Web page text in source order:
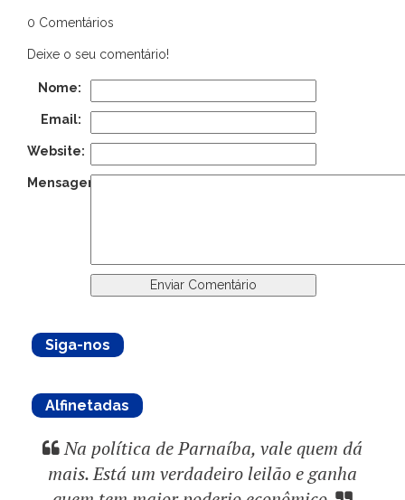
0 Comentários
Deixe o seu comentário!
Nome:
Email:
Website:
Mensagem:
Siga-nos
Alfinetadas
Na política de Parnaíba, vale quem dá
mais. Está um verdadeiro leilão e ganha